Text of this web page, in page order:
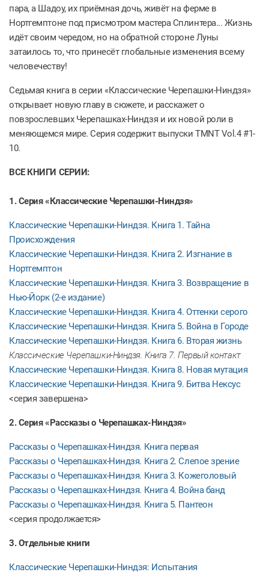
пара, а Шадоу, их приёмная дочь, живёт на ферме в
Нортгемптоне под присмотром мастера Сплинтера... Жизнь
идёт своим чередом, но на обратной стороне Луны
затаилось то, что принесёт глобальные изменения всему
человечеству!
Седьмая книга в серии «Классические Черепашки-Ниндзя»
открывает новую главу в сюжете, и расскажет о
повзрослевших Черепашках-Ниндзя и их новой роли в
меняющемся мире. Серия содержит выпуски TMNT Vol.4 #1-
10.
ВСЕ КНИГИ СЕРИИ:
1. Серия «Классические Черепашки-Ниндзя»
Классические Черепашки-Ниндзя. Книга 1. Тайна
Происхождения
Классические Черепашки-Ниндзя. Книга 2. Изгнание в
Нортгемптон
Классические Черепашки-Ниндзя. Книга 3. Возвращение в
Нью-Йорк (2-е издание)
Классические Черепашки-Ниндзя. Книга 4. Оттенки серого
Классические Черепашки-Ниндзя. Книга 5. Война в Городе
Классические Черепашки-Ниндзя. Книга 6. Вторая жизнь
Классические Черепашки-Ниндзя. Книга 7. Первый контакт
Классические Черепашки-Ниндзя. Книга 8. Новая мутация
Классические Черепашки-Ниндзя. Книга 9. Битва Нексус
<серия завершена>
2. Серия «Рассказы о Черепашках-Ниндзя»
Рассказы о Черепашках-Ниндзя. Книга первая
Рассказы о Черепашках-Ниндзя. Книга 2. Слепое зрение
Рассказы о Черепашках-Ниндзя. Книга 3. Кожеголовый
Рассказы о Черепашках-Ниндзя. Книга 4. Война банд
Рассказы о Черепашках-Ниндзя. Книга 5. Пантеон
<серия продолжается>
3. Отдельные книги
Классические Черепашки-Ниндзя: Испытания